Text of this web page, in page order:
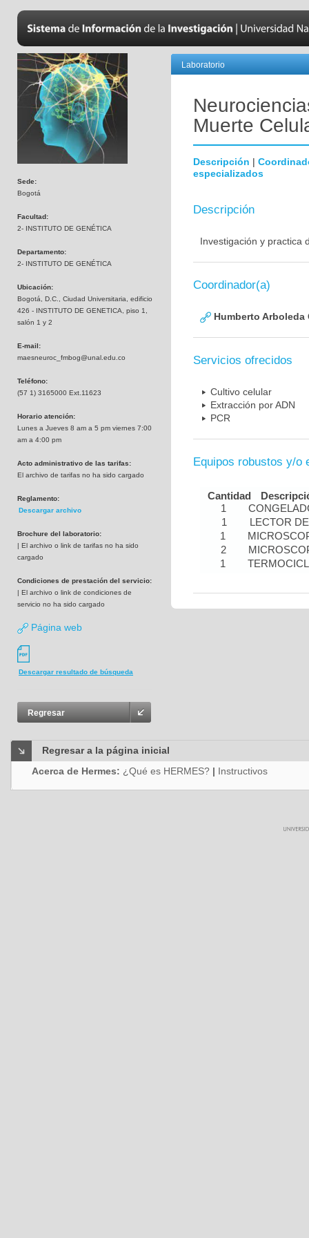
Sede:
Bogotá
Facultad:
2- INSTITUTO DE GENÉTICA
Departamento:
2- INSTITUTO DE GENÉTICA
Ubicación:
Bogotá, D.C., Ciudad Universitaria, edificio
426 - INSTITUTO DE GENETICA, piso 1,
salón 1 y 2
E-mail:
maesneuroc_fmbog@unal.edu.co
Teléfono:
(57 1) 3165000 Ext.11623
Horario atención:
Lunes a Jueves 8 am a 5 pm viernes 7:00
am a 4:00 pm
Acto administrativo de las tarifas:
El archivo de tarifas no ha sido cargado
Reglamento:
Descargar archivo
Brochure del laboratorio:
| El archivo o link de tarifas no ha sido
cargado
Condiciones de prestación del servicio:
| El archivo o link de condiciones de
servicio no ha sido cargado
Página web
Descargar resultado de búsqueda
Regresar
Laboratorio
Muerte
Descripción |
especializados
Descripción
Investigación y practica
Coordinador(a)
Humberto Arboleda
Servicios ofrecidos
Cultivo celular
Extracción por ADN
PCR
Equipos robustos y/o
Cantidad
1
1
LECTOR
1
2
1
Regresar a la página inicial
Acerca de Hermes: ¿Qué es HERMES? | Instructivos